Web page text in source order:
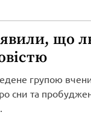
що
групою
сни та